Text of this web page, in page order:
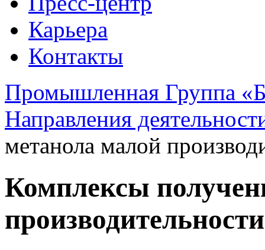
Карьера
Контакты
Промышленная Группа
Направления
метанола малой
Комплексы
производительности